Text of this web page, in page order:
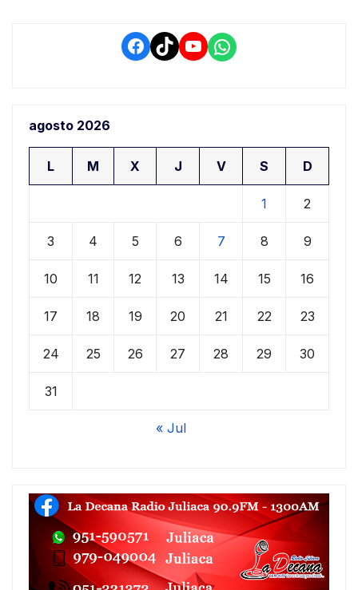
Facebook
TikTokYouTube
WhatsApp
agosto 2026
L M X J V S D
1 2
3 4 5 6 7 8 9
10 11 12 13 14 15 16
17 18 19 20 21 22 23
24 25 26 27 28 29 30
31
« Jul